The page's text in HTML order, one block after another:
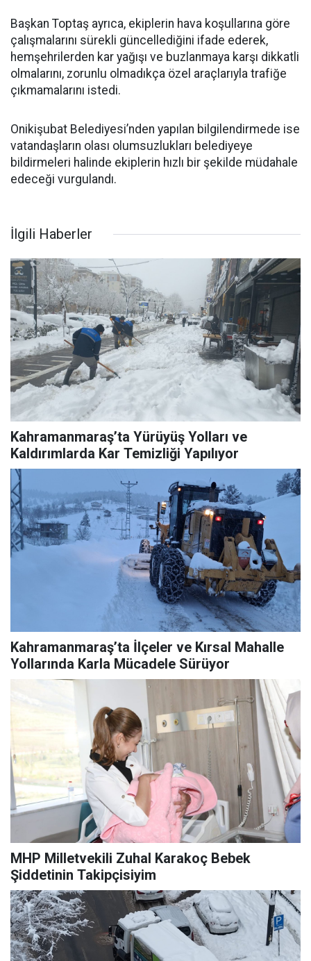
Başkan Toptaş ayrıca, ekiplerin hava koşullarına göre
çalışmalarını sürekli güncellediğini ifade ederek,
hemşehrilerden kar yağışı ve buzlanmaya karşı dikkatli
olmalarını, zorunlu olmadıkça özel araçlarıyla trafiğe
çıkmamalarını istedi.
Onikişubat Belediyesi’nden yapılan bilgilendirmede ise
vatandaşların olası olumsuzlukları belediyeye
bildirmeleri halinde ekiplerin hızlı bir şekilde müdahale
edeceği vurgulandı.
İlgili Haberler
Kahramanmaraş’ta Yürüyüş Yolları ve
Kaldırımlarda Kar Temizliği Yapılıyor
Kahramanmaraş’ta İlçeler ve Kırsal Mahalle
Yollarında Karla Mücadele Sürüyor
MHP Milletvekili Zuhal Karakoç Bebek
Şiddetinin Takipçisiyim